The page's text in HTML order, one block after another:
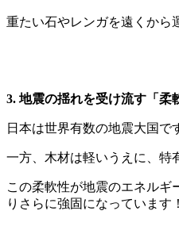
重たい石やレンガを遠くから
3. 地震の揺れを受け流す「柔
日本は世界有数の地震大国で
一方、木材は軽い
この柔軟性が地震のエネル
りさらに強固になっています